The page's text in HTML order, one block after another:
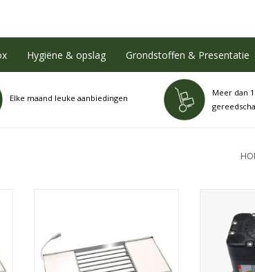
Hygiëne & opslag Grondstoffen & Presentatie
Elke maand leuke aanbiedingen
Meer dan
TOEVOEGEN AAN WINKELWAGEN